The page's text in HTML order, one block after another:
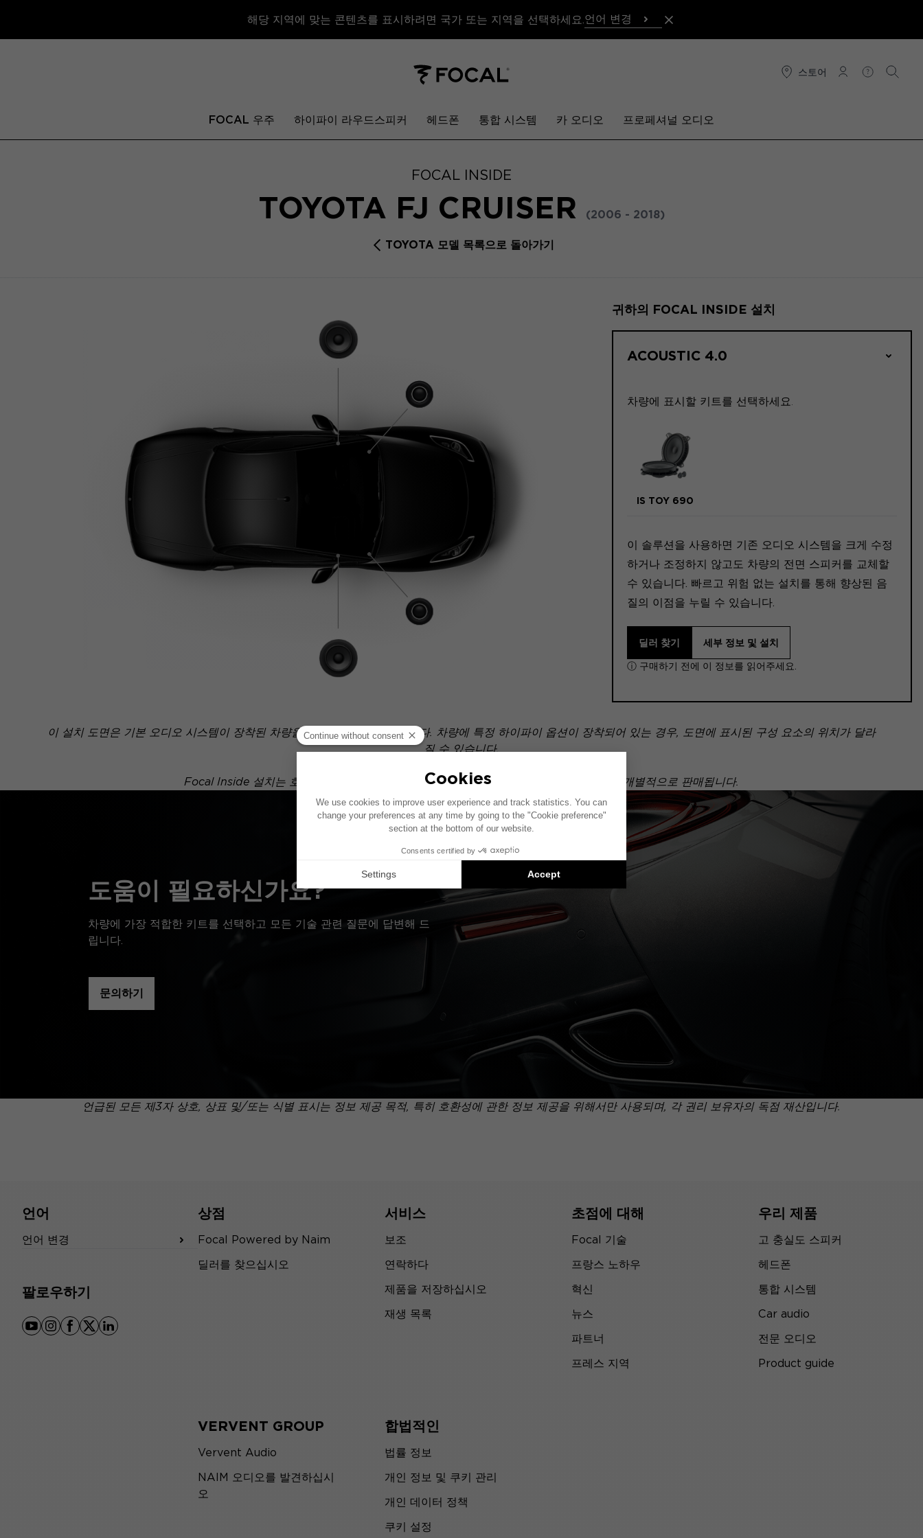
해당 지역에 맞는 콘텐츠를 표시하려면 국가 또는 지역을 선택하세요. 언어 변경
스토어
연결 도움말검색
FOCAL 우주 하이파이 라우드스피커 헤드폰 통합 시스템 카 오디오 프로페셔널 오디오
FOCAL INSIDE
TOYOTA FJ CRUISER (2006 - 2018)
TOYOTA 모델 목록으로 돌아가기
귀하의 FOCAL INSIDE 설치
ACOUSTIC 4.0
차량에 표시할 키트를 선택하세요.
IS TOY 690
이 솔루션을 사용하면 기존 오디오 시스템을 크게 수정
하거나 조정하지 않고도 차량의 전면 스피커를 교체할
수 있습니다. 빠르고 위험 없는 설치를 통해 향상된 음
질의 이점을 누릴 수 있습니다.
딜러 찾기 세부 정보 및 설치
ⓘ 구매하기 전에 이 정보를 읽어주세요.
이 설치 도면은 기본 오디오 시스템이 장착된 차량을 기준으로 제작되었습니다. 차량에 특정 하이파이 옵션이 장착되어 있는 경우, 도면에 표시된 구성 요소의 위치가 달라
질 수 있습니다.
Focal Inside 설치는 호환 가능한 제품에 대한 제안입니다: 각 구성 요소는 패키지가 아닌 개별적으로 판매됩니다.
도움이 필요하신가요?
차량에 가장 적합한 키트를 선택하고 모든 기술 관련 질문에 답변해 드
립니다.
문의하기
언급된 모든 제3자 상호, 상표 및/또는 식별 표시는 정보 제공 목적, 특히 호환성에 관한 정보 제공을 위해서만 사용되며, 각 권리 보유자의 독점 재산입니다.
언어
언어 변경
팔로우하기
youtube
instagram
facebook
x linkedin
상점
Focal Powered by Naim
딜러를 찾으십시오
서비스
보조
연락하다
제품을 저장하십시오
재생 목록
초점에 대해
Focal 기술
프랑스 노하우
혁신
뉴스
파트너
프레스 지역
우리 제품
고 충실도 스피커
헤드폰
통합 시스템
Car audio
전문 오디오
Product guide
VERVENT GROUP
Vervent Audio
NAIM 오디오를 발견하십시
오
합법적인
법률 정보
개인 정보 및 쿠키 관리
개인 데이터 정책
쿠키 설정